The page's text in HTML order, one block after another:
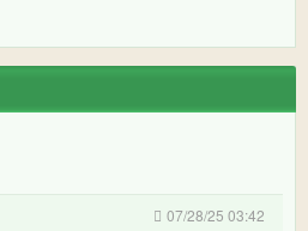
07/28/25 03:42